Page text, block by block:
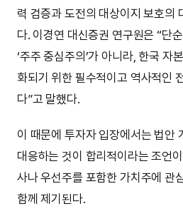
력 검증과 도전의 대상이지 보호의
다. 이경연 대신증권 연구원은 “단
‘주주 중심주의’가 아니라, 한국 자
화되기 위한 필수적이고 역사적인
다”고 말했다.
이 때문에 투자자 입장에서는 법안
대응하는 것이 합리적이라는 조언
사나 우선주를 포함한 가치주에 관
함께 제기된다.